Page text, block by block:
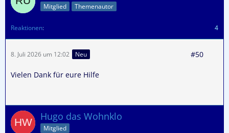
Mitglied Themenautor
Reaktionen 4
8. Juli 2026 um 12:02 Neu #50
Vielen Dank für eure Hilfe
Hugo das Wohnklo
Mitglied